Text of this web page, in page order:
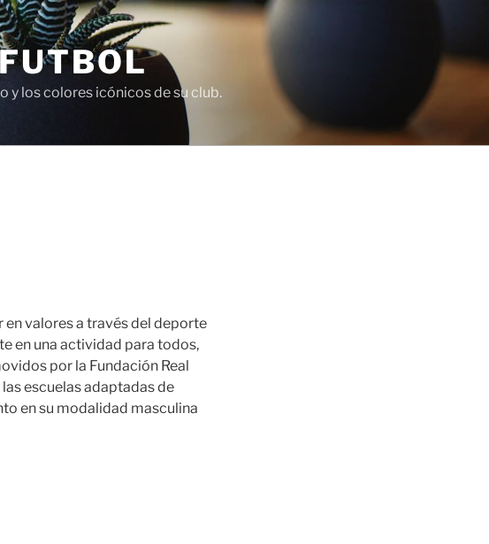
y los colores icónicos de su club.
en valores a través del deporte
en una actividad para todos,
por la Fundación Real
escuelas adaptadas de
en su modalidad masculina